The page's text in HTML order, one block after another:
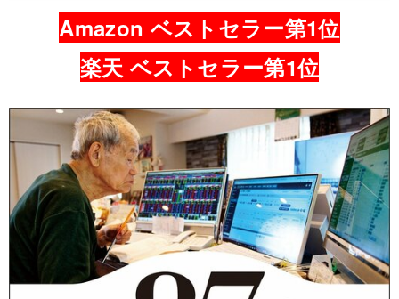
Amazon ベストセラー第1位
楽天 ベストセラー第1位